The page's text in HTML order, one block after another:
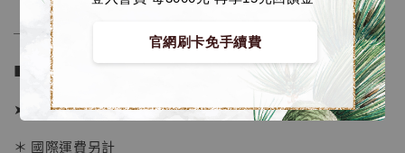
官網刷卡免手續費
──────────────
■ 販售資訊 (NT$)：
➤ 價格 3280元 (訂金1380)
＊ 國際運費另計